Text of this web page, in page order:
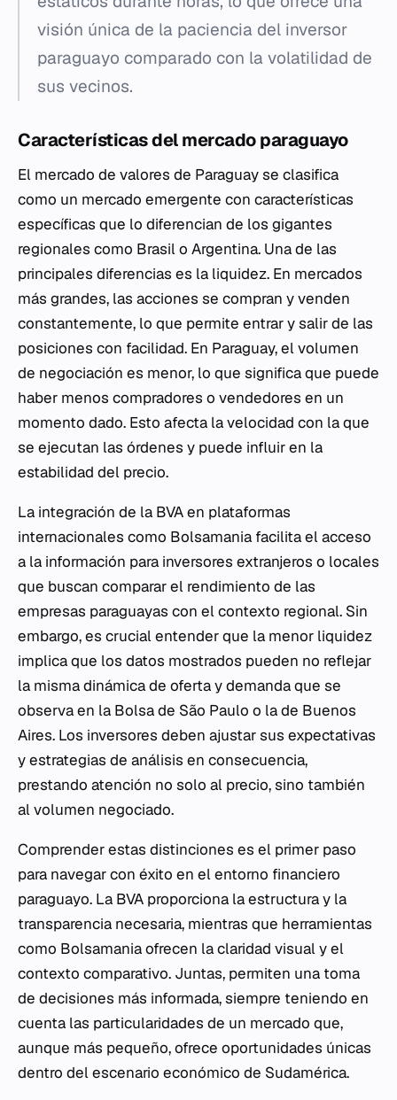
visión única de la paciencia del inversor
paraguayo comparado con la volatilidad de
sus vecinos.
Características del mercado paraguayo
El mercado de valores de Paraguay se clasifica
como un mercado emergente con características
específicas que lo diferencian de los gigantes
regionales como Brasil o Argentina. Una de las
principales diferencias es la liquidez. En mercados
más grandes, las acciones se compran y venden
constantemente, lo que permite entrar y salir de las
posiciones con facilidad. En Paraguay, el volumen
de negociación es menor, lo que significa que puede
haber menos compradores o vendedores en un
momento dado. Esto afecta la velocidad con la que
se ejecutan las órdenes y puede influir en la
estabilidad del precio.
La integración de la BVA en plataformas
internacionales como Bolsamania facilita el acceso
a la información para inversores extranjeros o locales
que buscan comparar el rendimiento de las
empresas paraguayas con el contexto regional. Sin
embargo, es crucial entender que la menor liquidez
implica que los datos mostrados pueden no reflejar
la misma dinámica de oferta y demanda que se
observa en la Bolsa de São Paulo o la de Buenos
Aires. Los inversores deben ajustar sus expectativas
y estrategias de análisis en consecuencia,
prestando atención no solo al precio, sino también
al volumen negociado.
Comprender estas distinciones es el primer paso
para navegar con éxito en el entorno financiero
paraguayo. La BVA proporciona la estructura y la
transparencia necesaria, mientras que herramientas
como Bolsamania ofrecen la claridad visual y el
contexto comparativo. Juntas, permiten una toma
de decisiones más informada, siempre teniendo en
cuenta las particularidades de un mercado que,
aunque más pequeño, ofrece oportunidades únicas
dentro del escenario económico de Sudamérica.